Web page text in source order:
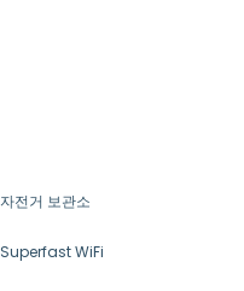
자전거 보관소
Superfast WiFi